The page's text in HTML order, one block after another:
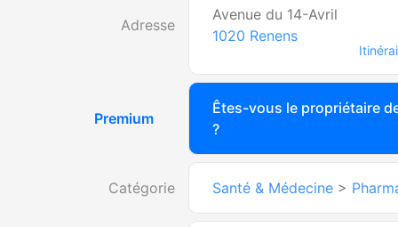
Adresse
Avenue du 14-Avril
1020 Renens
Premium
Êtes-vous le propriétaire
?
Catégorie Santé & Médecine >